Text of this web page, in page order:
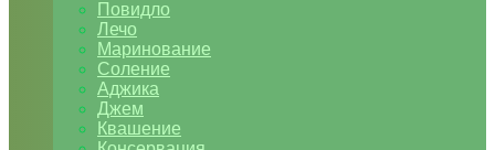
Повидло
Лечо
Маринование
Соление
Аджика
Джем
Квашение